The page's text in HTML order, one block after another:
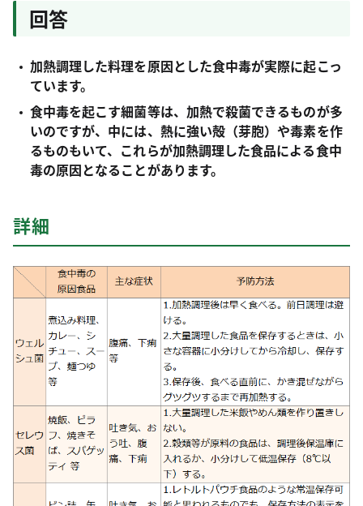
回答
加熱調理した料理を原因とした食中毒が実際に起こっ
ています。
食中毒を起こす細菌等は、加熱で殺菌できるものが多
いのですが、中には、熱に強い殻（芽胞）や毒素を作
るものもいて、これらが加熱調理した食品による食中
毒の原因となることがあります。
詳細